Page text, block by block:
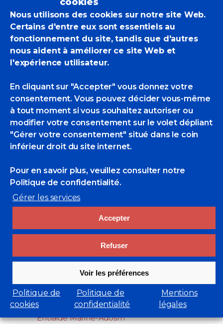
Nous utilisons des cookies sur notre site Web.
Certains d'entre eux sont essentiels au
fonctionnement du site, tandis que d'autres
nous aident à améliorer ce site Web et
l'expérience utilisateur.
En cliquant sur "Accepter" vous donnez votre
consentement. Vous pouvez décider vous-même
à tout moment si vous souhaitez autoriser ou
modifier votre consentement sur le volet dépliant
"Gérer votre consentement" situé dans le coin
inférieur droit du site internet.
Pour en savoir plus, veuillez consulter notre
Politique de confidentialité.
Gérer les services
Accepter
Refuser
Voir les préférences
Politique de
cookies
Politique de
confidentialité
Mentions
légales
Voir les actualités.
EricBadmin Actualités Des POM
Ewan Lebourdais,lebourdais
0 Likes
Search
cluster-maritime.fr
Académie de marine
Marine Nationale
Entraide Marine-Adosm